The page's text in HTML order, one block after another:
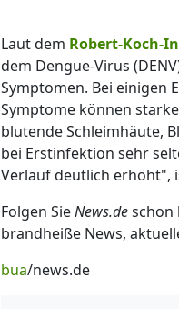
Laut dem Robert-Koch-
dem Dengue-Virus
Symptomen. Bei einigen
Symptome können
blutende Schleimhäute,
bei Erstinfektion sehr
Verlauf deutlich erhöht",
Folgen SieNews.deschon
brandheiße News,
bua/news.de